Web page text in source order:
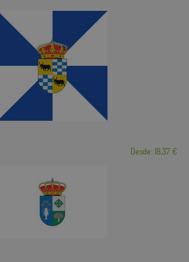
Desde: 18,37 €